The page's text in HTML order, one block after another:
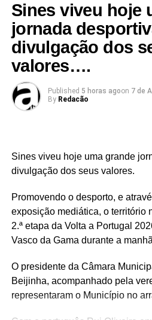
Sines viveu hoje
jornada
divulgação dos
valores….
Published 5 horas agoon 7 de
By Redacão
Sines viveu hoje uma grande
divulgação dos seus valores.
Promovendo o desporto, e
exposição mediática, o território
2.ª etapa da Volta a Portugal
Vasco da Gama durante a
O presidente da Câmara
Beijinha, acompanhado pela
representaram o Município no